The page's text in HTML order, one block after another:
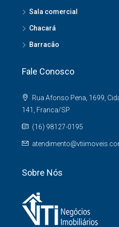
Sala comercial
Chacará
Barracão
Fale Conosco
Rua Afonso Pena, 1699,
141, Franca/SP
(16) 98127-0195
Sobre Nós